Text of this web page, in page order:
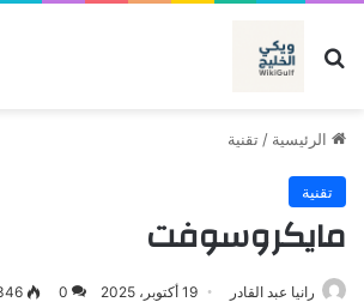
بحث عن
الرئيسية / تقنية
تقنية
مايكروسوفت
رانيا عبد القادر 19 أكتوبر، 2025 0